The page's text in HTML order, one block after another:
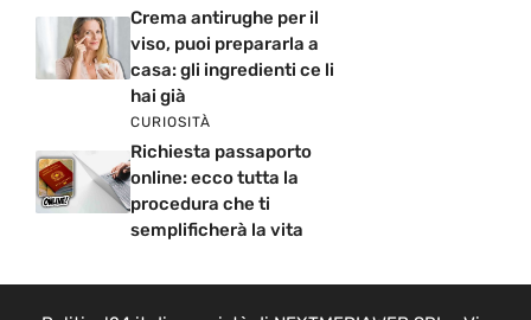
Crema antirughe per il
viso, puoi prepararla a
casa: gli ingredienti ce li
hai già
CURIOSITÀ
Richiesta passaporto
online: ecco tutta la
procedura che ti
semplificherà la vita